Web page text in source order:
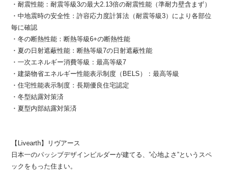
・耐震性能：耐震等級3の最大2.13倍の耐震性能（準耐力壁含まず）
・中地震時の安全性：許容応力度計算法（耐震等級3）により各部位
毎に確認
・冬の断熱性能：断熱等級6+の断熱性能
・夏の日射遮蔽性能：断熱等級7の日射遮蔽性能
・一次エネルギー消費等級：最高等級7
・建築物省エネルギー性能表示制度（BELS）：最高等級
・住宅性能表示制度：長期優良住宅認定
・冬型結露対策済
・夏型内部結露対策済
【Livearth】リヴアース
日本一のパッシブデザインビルダーが建てる、”心地よさ”というスペ
ックをもった住まい。